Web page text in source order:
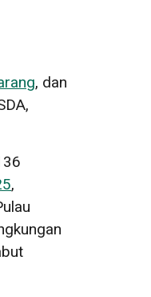
, dan
,